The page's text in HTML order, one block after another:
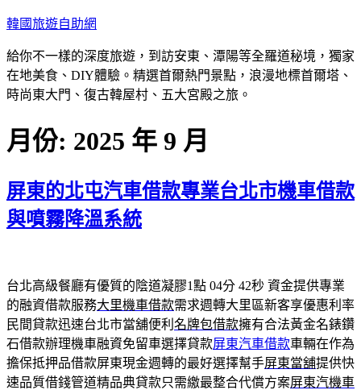
跳
主
要
內
韓國旅遊自助網
給你不一樣的深度旅遊，到訪安東、潭陽等全羅道秘境，獨家
在地美食、DIY體驗。精選首爾熱門景點，浪漫地標首爾塔、
時尚東大門、復古韓屋村、五大宮殿之旅。
月份: 2025 年 9 月
屏東的北屯汽車借款專業台北市機車借款
與噴霧降溫系統
台北高級餐廳有優質的陰道凝膠1點 04分 42秒 資金提供專業
的融資借款服務大里機車借款需求週轉大里區新客享優惠利率
民間貸款迅速台北市當舖便利 名牌包借款擁有合法黃金名錶鑽
石借款辦理機車融資免留車選擇貸款屏東汽車借款車輛在作為
擔保抵押品借款屏東現金週轉的最好選擇幫手屏東當舖提供快
速品質借錢管道精品典貸款只需繳最整合代償方案屏東汽機車